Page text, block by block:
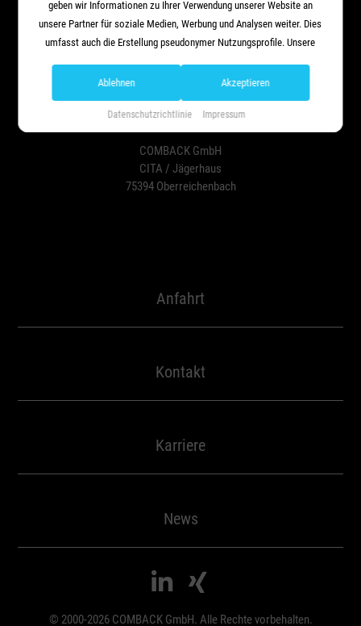
COMBACK GmbH
CITA / Jägerhaus
75394 Oberreichenbach
Anfahrt
Kontakt
Karriere
News
 
© 2000-2026 COMBACK GmbH. Alle Rechte vorbehalten.
even apply custom CSS to this text in the module
Advanced settings.
geben wir Informationen zu Ihrer Verwendung unserer Website an
unsere Partner für soziale Medien, Werbung und Analysen weiter. Dies
umfasst auch die Erstellung pseudonymer Nutzungsprofile. Unsere
möglicherweise mit weiteren Daten zusammen, die Sie ihnen
bereitgestellt haben (bspw. anhand eines persönlichen Accounts) oder
welche sie im Rahmen Ihrer Nutzung der Dienste gesammelt haben
(bspw. Nutzungsdaten anderer Geräte). Ihre Einwilligung zur Nutzung
von Cookies und Pixeln können Sie jederzeit widerrufen, indem Sie auf
den Datenschutz-Button links unten klicken und dort die
entsprechenden Anpassungen vornehmen.
Erstellung von Profilen für personalisierte Werbung
Erstellung von Profilen zur Personalisierung von Inhalten
Analyse von Zielgruppen durch Statistiken oder Kombinationen von Daten aus
Entwicklung und Verbesserung der Angebote
Besondere Features:
Endgeräteeigenschaften zur Identifikation aktiv abfragen
Datenschutzrichtlinie Impressum
Ablehnen Akzeptieren